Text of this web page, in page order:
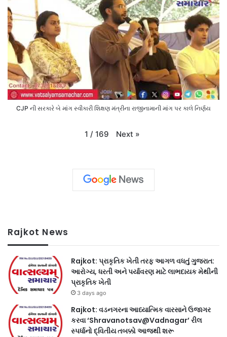
CJP ની સરકારે બે માંગ સ્વીકારી શિક્ષણ મંત્રીના રાજીનામાની માંગ પર કાલે નિર્ણય
1 / 169 Next »
Rajkot News
Rajkot: પ્રાકૃતિક ખેતી તરફ આગળ વધતું ગુજરાત:
આરોગ્ય, ધરતી અને પર્યાવરણ માટે લાભદાયક મેથીની
પ્રાકૃતિક ખેતી
3 days ago
Rajkot: વડનગરના આધ્યાત્મિક વારસાને ઉજાગર
કરવા ‘Shravanotsav@Vadnagar’ રીલ
સ્પર્ધાનો દ્વિતીય તબક્કો આજથી શરૂ